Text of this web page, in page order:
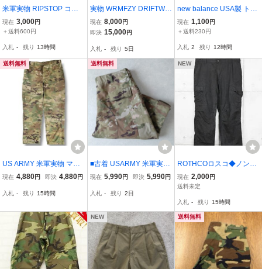
米軍実物 RIPSTOP コッ
トン100％ 迷彩 カモフラ
ミリタリーパンツ コンバ
現在 3,000円
＋送料600円
入札 - 残り 13時間
実物 WRMFZY DRIFTWO
OD PANTS タン サイズS
現在 8,000円
即決 15,000円
入札 - 残り 5日
new balance USA製 トレ
ーニングショーツ US NA
VY ミリタリー ニューバ
ーニングショーツLサイズ
現在 1,100円
＋送料230円
入札 2 残り 12時間
送料無料
US ARMY 米軍実物 マル
チカム OCP ワイド カー
現在 4,880円 即決 4,880円
入札 - 残り 15時間
送料無料
■古着 USARMY 米軍実品
OEFCP マルチカム ミリ
コンバットパンツ 22年製
31】
現在 5,990円 即決 5,990円
入札 - 残り 2日
NEW
ROTHCOロスコ◆ノンリ
ップ 6ポケット カーゴパ
ンツ◆ブラック◆サイズX
現在 2,000円
送料未定
入札 - 残り 15時間
NEW 送料無料